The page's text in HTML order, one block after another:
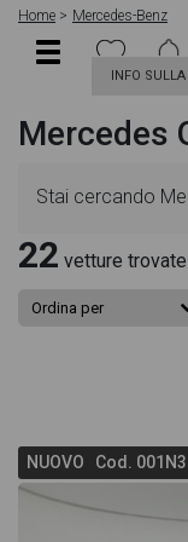
Home Mercedes-Benz
INFO
Mercedes
Stai cercando
troverai le
Mercedes nuovo.
sono presenti
22 vetture trovate
NUOVO Cod.